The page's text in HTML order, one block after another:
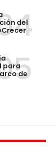
del
para
de